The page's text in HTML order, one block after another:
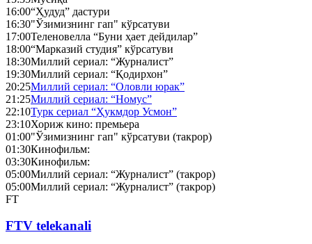
16:00“Ҳудуд” дастури
16:30"Ўзимизнинг гап" кўрсатуви
17:00Теленовелла “Буни ҳает дейдилар”
18:00“Марказий студия” кўрсатуви
18:30Миллий сериал: “Журналист”
19:30Миллий сериал: “Қодирхон”
20:25Миллий сериал: “Оловли юрак”
21:25Миллий сериал: “Номус”
22:10Турк сериал “Ҳукмдор Усмон”
23:10Хориж кино: премьера
01:00"Ўзимизнинг гап" кўрсатуви (такрор)
01:30Кинофильм:
03:30Кинофильм:
05:00Миллий сериал: “Журналист” (такрор)
05:00Миллий сериал: “Журналист” (такрор)
FT
FTV telekanali